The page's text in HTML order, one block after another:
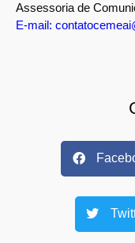
Assessoria de
E-mail: